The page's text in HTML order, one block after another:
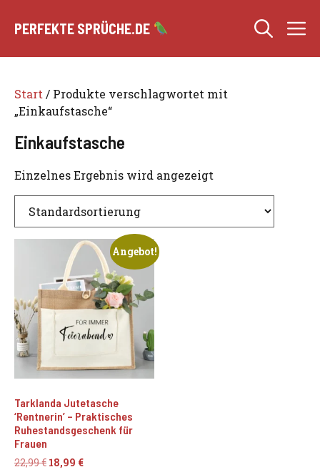
Inhalt
PERFEKTE SPRÜCHE.DE
Start / Produkte verschlagwortet mit
„Einkaufstasche“
Einkaufstasche
Einzelnes Ergebnis wird angezeigt
Angebot!
Tarklanda Jutetasche
‘Rentnerin’ – Praktisches
Ruhestandsgeschenk für
Frauen
22,99€ Ursprünglicher
18,99 €Aktueller